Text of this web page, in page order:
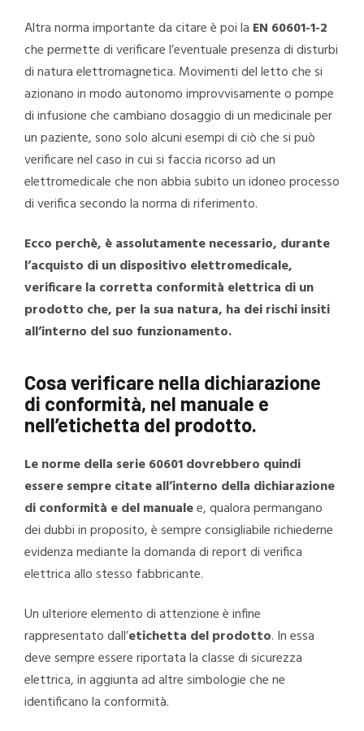
Altra norma importante da citare è poi la EN 60601-1-2
che permette di verificare l’eventuale presenza di disturbi
di natura elettromagnetica. Movimenti del letto che si
azionano in modo autonomo improvvisamente o pompe
di infusione che cambiano dosaggio di un medicinale per
un paziente, sono solo alcuni esempi di ciò che si può
verificare nel caso in cui si faccia ricorso ad un
elettromedicale che non abbia subito un idoneo processo
di verifica secondo la norma di riferimento.
Ecco perchè, è assolutamente necessario, durante
l’acquisto di un dispositivo elettromedicale,
verificare la corretta conformità elettrica di un
prodotto che, per la sua natura, ha dei rischi insiti
all’interno del suo funzionamento.
Cosa verificare nella dichiarazione
di conformità, nel manuale e
nell’etichetta del prodotto.
Le norme della serie 60601 dovrebbero quindi
essere sempre citate all’interno della dichiarazione
di conformità e del manualee, qualora permangano
dei dubbi in proposito, è sempre consigliabile richiederne
evidenza mediante la domanda di report di verifica
elettrica allo stesso fabbricante.
Un ulteriore elemento di attenzione è infine
rappresentato dall’etichetta del prodotto. In essa
deve sempre essere riportata la classe di sicurezza
elettrica, in aggiunta ad altre simbologie che ne
identificano la conformità.